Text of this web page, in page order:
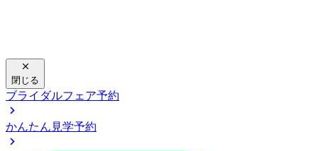
閉じる
ブライダルフェア予約
かんたん見学予約